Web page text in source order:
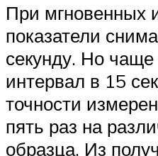
При мгновенных
показатели
секунду. Но
интервал в 15
точности
пять раз на
образца. Из